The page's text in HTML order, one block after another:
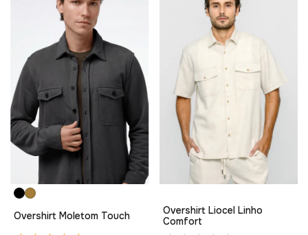
Overshirt Moletom Touch
Overshirt Liocel Linho
Comfort